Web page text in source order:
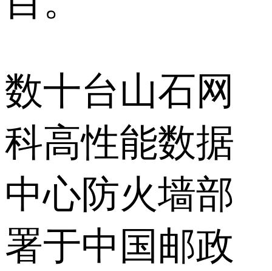
数十台山石网
科高性能数据
中心防火墙部
署于中国邮政